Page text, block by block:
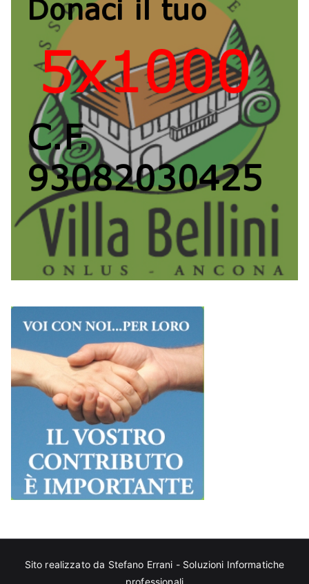
Sito realizzato da Stefano Errani - Soluzioni Informatiche
professionali